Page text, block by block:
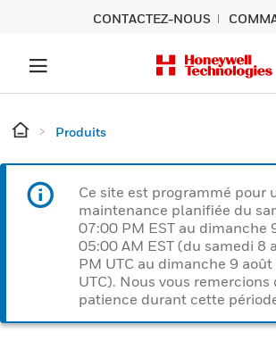
CONTACTEZ-NOUS
Produits
Ce site est programmé pour
maintenance planifiée du
07:00 PM EST au dimanche
05:00 AM EST (du samedi 8
PM UTC au dimanche 9
UTC). Nous vous remercions
patience durant cette